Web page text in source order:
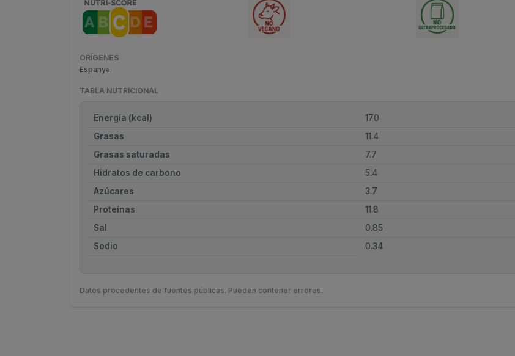
ORÍGENES
Espanya
TABLA NUTRICIONAL
Energía (kcal)
170
Grasas
11.4
Grasas saturadas
7.7
Hidratos de carbono
5.4
Azúcares
3.7
Proteínas
11.8
Sal
0.85
Sodio
0.34
Datos procedentes de fuentes públicas. Pueden contener errores.